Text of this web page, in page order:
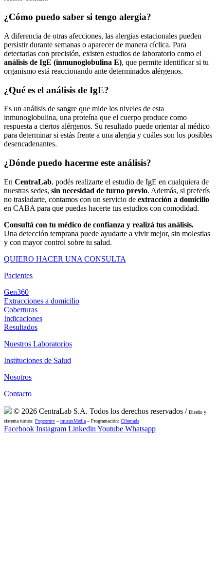
¿Cómo puedo saber si tengo alergia?
A diferencia de otras afecciones, las alergias estacionales pueden
persistir durante semanas o aparecer de manera cíclica. Para
detectarlas con precisión, existen estudios de laboratorio como el
análisis de IgE (inmunoglobulina E), que permite identificar si tu
organismo está reaccionando ante determinados alérgenos.
¿Qué es el análisis de IgE?
Es un análisis de sangre que mide los niveles de esta
inmunoglobulina, una proteína que el cuerpo produce como
respuesta a ciertos alérgenos. Su resultado puede orientar al médico
para determinar si estás frente a una alergia y cuáles son los posibles
desencadenantes.
¿Dónde puedo hacerme este análisis?
En CentraLab, podés realizarte el estudio de IgE en cualquiera de
nuestras sedes, sin necesidad de turno previo. Además, si preferís
no trasladarte, contamos con un servicio de extracción a domicilio
en CABA para que puedas hacerte tus estudios con comodidad.
Consultá con tu médico de confianza y realizá tus análisis.
Una detección temprana puede ayudarte a vivir mejor, sin molestias
y con mayor control sobre tu salud.
QUIERO HACER UNA CONSULTA
Pacientes
Gen360
Extracciones a domicilio
Coberturas
Indicaciones
Resultados
Nuestros Laboratorios
Instituciones de Salud
Nosotros
Contacto
© 2026 CentraLab S.A. Todos los derechos reservados / Diseño y
sistema turnos: Popcorntv – musuxMedia – Programación: Ciberiada
Facebook Instagram Linkedin Youtube Whatsapp